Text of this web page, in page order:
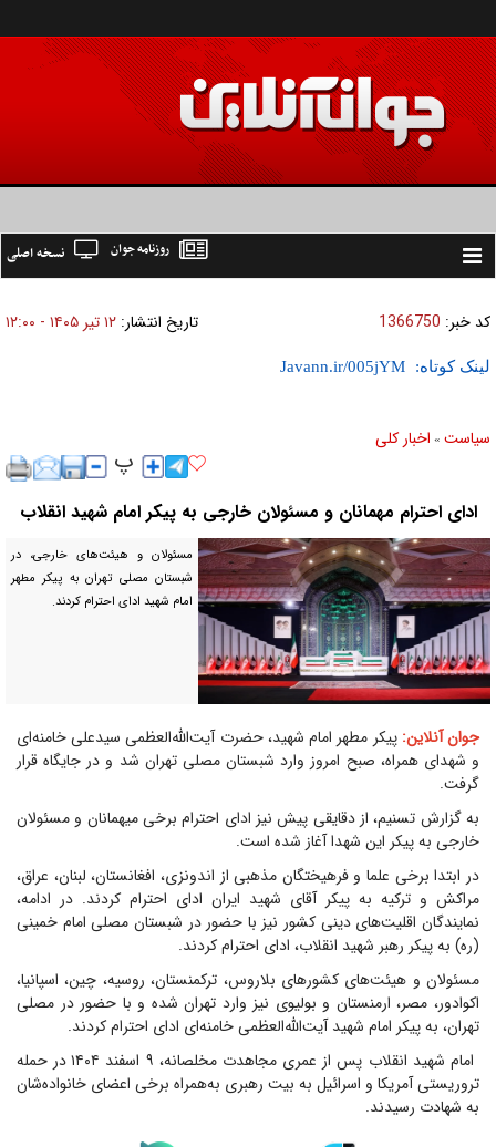
Toggle
نسخه اصلی روزنامه جوان
کد خبر: 1366750 تاریخ انتشار: ۱۲ تير ۱۴۰۵ - ۱۲:۰۰
لینک کوتاه:
سیاست » اخبار کلی
ادای احترام مهمانان و مسئولان خارجی به پیکر امام شهید انقلاب
مسئولان و هیئت‌های خارجی، در
شبستان مصلی تهران به پیکر مطهر
امام شهید ادای احترام کردند.
جوان آنلاین: پیکر مطهر امام شهید، حضرت آیت‌الله‌العظمی سیدعلی خامنه‌ای
و شهدای همراه، صبح امروز وارد شبستان مصلی تهران شد و در جایگاه قرار
گرفت.
به گزارش تسنیم، از دقایقی پیش نیز ادای احترام برخی میهمانان و مسئولان
خارجی به پیکر این شهدا آغاز شده است.
در ابتدا برخی علما و فرهیختگان مذهبی از اندونزی، افغانستان، لبنان، عراق،
مراکش و ترکیه به پیکر آقای شهید ایران ادای احترام کردند. در ادامه،
نمایندگان اقلیت‌های دینی کشور نیز با حضور در شبستان مصلی امام خمینی
(ره) به پیکر رهبر شهید انقلاب، ادای احترام کردند.
مسئولان و هیئت‌های کشور‌های بلاروس، ترکمنستان، روسیه، چین، اسپانیا،
اکوادور، مصر، ارمنستان و بولیوی نیز وارد تهران شده و با حضور در مصلی
تهران، به پیکر امام شهید آیت‌الله‌العظمی خامنه‌ای ادای احترام کردند.
امام شهید انقلاب پس از عمری مجاهدت مخلصانه، ۹ اسفند ۱۴۰۴ در حمله
تروریستی آمریکا و اسرائیل به بیت رهبری به‌همراه برخی اعضای خانواده‌شان
به شهادت رسیدند.